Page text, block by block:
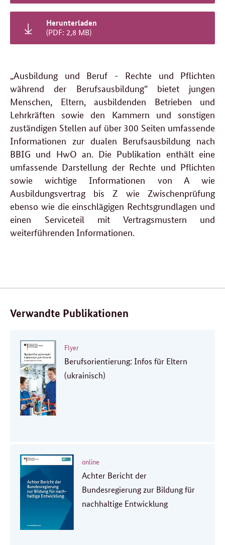
Herunterladen
(PDF: 2,8 MB)
„Ausbildung und Beruf - Rechte und Pflichten
während der Berufsausbildung“ bietet jungen
Menschen, Eltern, ausbildenden Betrieben und
Lehrkräften sowie den Kammern und sonstigen
zuständigen Stellen auf über 300 Seiten umfassende
Informationen zur dualen Berufsausbildung nach
BBIG und HwO an. Die Publikation enthält eine
umfassende Darstellung der Rechte und Pflichten
sowie wichtige Informationen von A wie
Ausbildungsvertrag bis Z wie Zwischenprüfung
ebenso wie die einschlägigen Rechtsgrundlagen und
einen Serviceteil mit Vertragsmustern und
weiterführenden Informationen.
Verwandte Publikationen
Flyer
Berufsorientierung: Infos für Eltern
(ukrainisch)
online
Achter Bericht der
Bundesregierung zur Bildung für
nachhaltige Entwicklung